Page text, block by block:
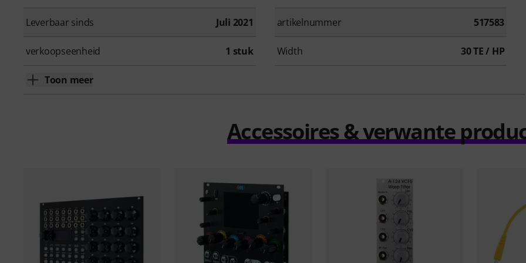
Leverbaar sinds Juli 2021 artikelnummer 517583
verkoopseenheid 1 stuk Width 30 TE / HP
Toon meer
Accessoires & verwante